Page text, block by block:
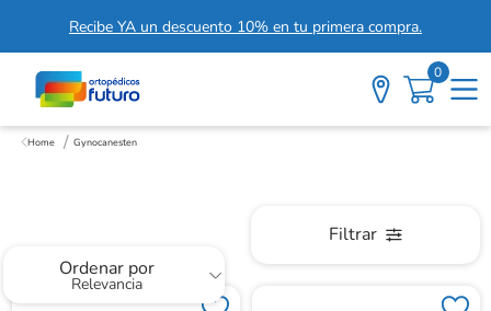
Recibe YA un descuento 10% en tu primera compra.
0
Gynocanesten
Gynocanesten
Ordenar por
Relevancia
Filtrar